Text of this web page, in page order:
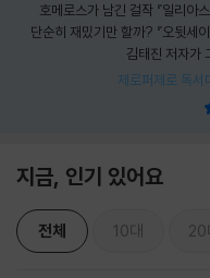
호메로스가 남긴 걸작 『일리아스』와 『오뒷세이아
단순히 재밌기만 할까? 『오뒷세
김태진 저자가
제로퍼제로 독
지금, 인기 있어요
전체 10대 20